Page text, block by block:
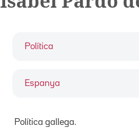
Política
Espanya
Política gallega.